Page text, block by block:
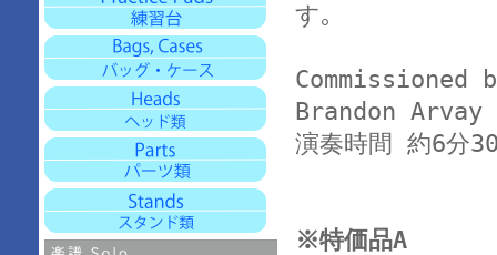
す｡
Brandon Arvay
演奏時間 約6分
※特価品A